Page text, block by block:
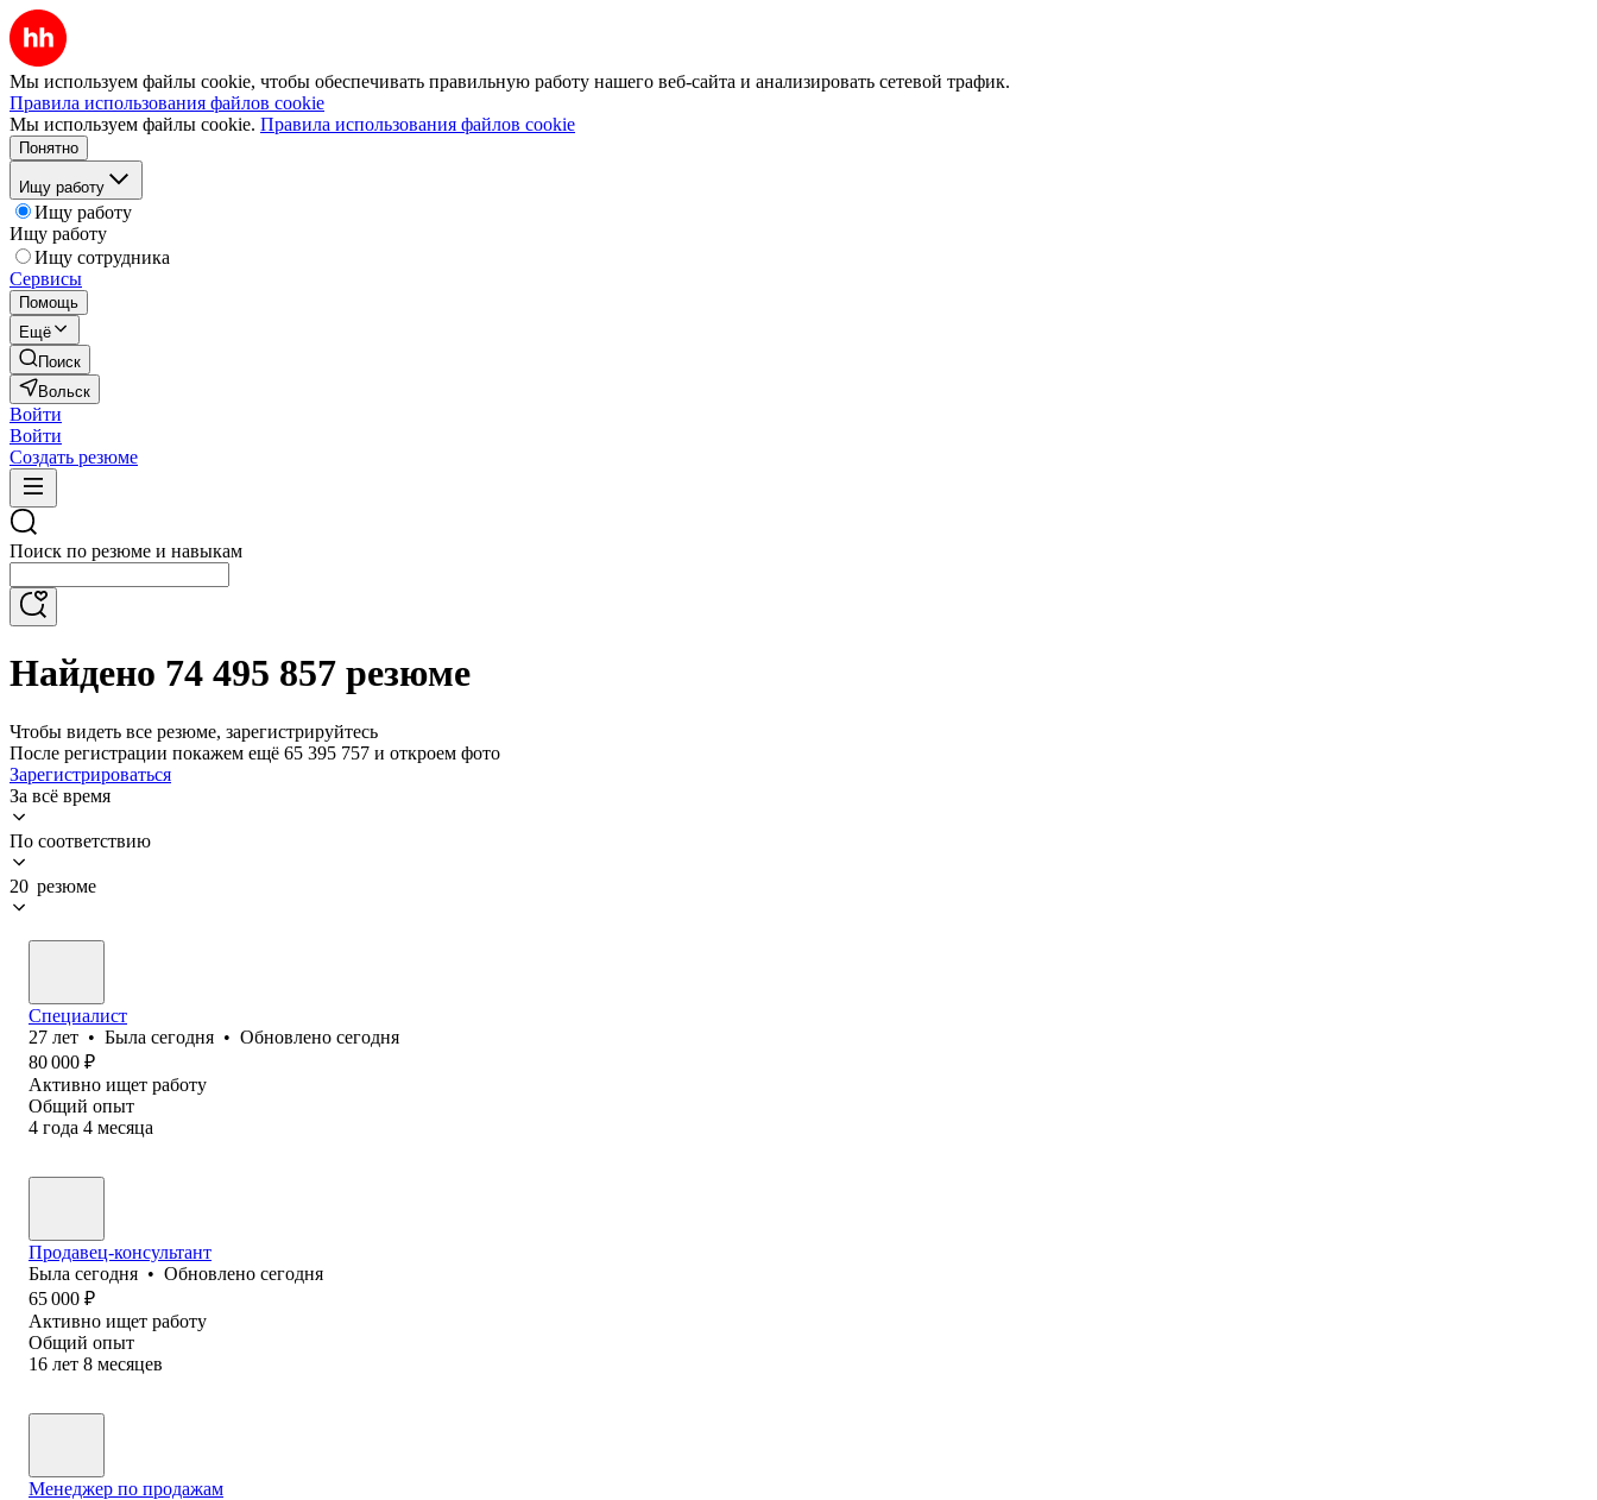
Мы используем файлы cookie, чтобы обеспечивать правильную работу нашего веб-сайта и анализировать сетевой трафик.
Правила использования файлов cookie
Мы используем файлы cookie. Правила использования файлов cookie
Понятно
Ищу работу
Ищу работу
Ищу работу
Ищу сотрудника
Сервисы
Помощь
Ещё
Поиск
Вольск
Войти
Войти
Создать резюме
Поиск по резюме и навыкам
Найдено 74 495 857 резюме
Чтобы видеть все резюме, зарегистрируйтесь
После регистрации покажем ещё 65 395 757 и откроем фото
Зарегистрироваться
За всё время
По соответствию
20 резюме
Специалист
27 лет • Была сегодня • Обновлено сегодня
80 000 ₽
Активно ищет работу
Общий опыт
4 года 4 месяца
Продавец-консультант
Была сегодня • Обновлено сегодня
65 000 ₽
Активно ищет работу
Общий опыт
16 лет 8 месяцев
Менеджер по продажам